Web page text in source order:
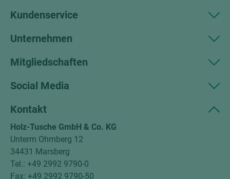
Kundenservice
Unternehmen
Mitgliedschaften
Social Media
Kontakt
Holz-Tusche GmbH & Co. KG
Unterm Ohmberg 12
34431 Marsberg
Tel.: +49 2992 9790-0
Fax: +49 2992 9790-50